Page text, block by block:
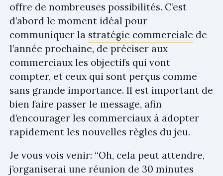
offre de nombreuses possibilités. C’est
d’abord le moment idéal pour
communiquer la stratégie commerciale de
l’année prochaine, de préciser aux
commerciaux les objectifs qui vont
compter, et ceux qui sont perçus comme
sans grande importance. Il est important de
bien faire passer le message, afin
d’encourager les commerciaux à adopter
rapidement les nouvelles règles du jeu.
Je vous vois venir: “Oh, cela peut attendre,
j’organiserai une réunion de 30 minutes